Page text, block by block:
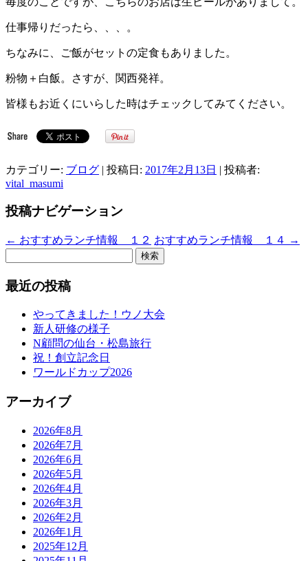
仕事帰りだったら、、、。
ちなみに、ご飯がセットの定食もありました。
粉物＋白飯。さすが、関西発祥。
皆様もお近くにいらした時はチェックしてみてください。
カテゴリー: ブログ | 投稿日: 2017年2月13日 | 投稿者:
vital_masumi
投稿ナビゲーション
← おすすめランチ情報 １２ おすすめランチ情報 １４ →
最近の投稿
やってきました！ウノ大会
新人研修の様子
N顧問の仙台・松島旅行
祝！創立記念日
ワールドカップ2026
アーカイブ
2026年8月
2026年7月
2026年6月
2026年5月
2026年4月
2026年3月
2026年2月
2026年1月
2025年12月